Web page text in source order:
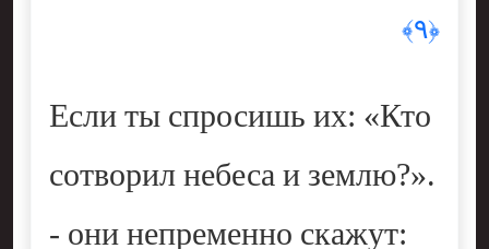
﴿٩﴾
Если ты спросишь их: «Кто
сотворил небеса и землю?».
- они непременно скажут: